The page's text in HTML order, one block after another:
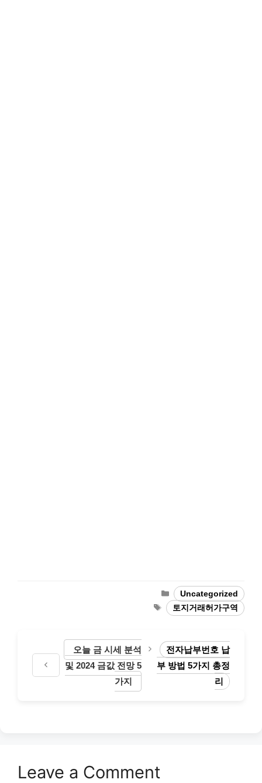
Categories
Uncategorized
Tags토지거래허가구역
오늘 금 시세 분석
및 2024 금값 전망 5
가지
전자납부번호 납
부 방법 5가지 총정
리
Leave a Comment